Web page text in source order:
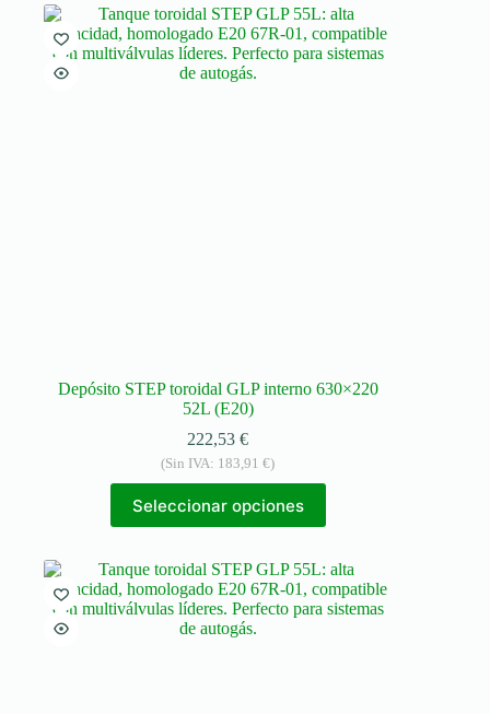
Depósito STEP toroidal GLP interno 630×220
52L (E20)
222,53€
(Sin IVA: 183,91€)
Seleccionar opciones